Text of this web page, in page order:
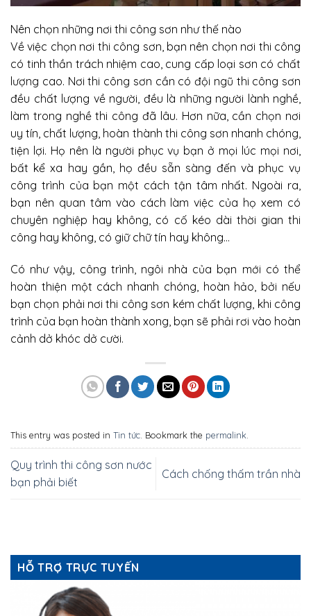
Nên chọn những nơi thi công sơn như thế nào
Về việc chọn nơi thi công sơn, bạn nên chọn nơi thi công
có tinh thần trách nhiệm cao, cung cấp loại sơn có chất
lượng cao. Nơi thi công sơn cần có đội ngũ thi công sơn
đều chất lượng về người, đều là những người lành nghề,
làm trong nghề thi công đã lâu. Hơn nữa, cần chọn nơi
uy tín, chất lượng, hoàn thành thi công sơn nhanh chóng,
tiện lợi. Họ nên là người phục vụ bạn ở mọi lúc mọi nơi,
bất kể xa hay gần, họ đều sẵn sàng đến và phục vụ
công trình của bạn một cách tận tâm nhất. Ngoài ra,
bạn nên quan tâm vào cách làm việc của họ xem có
chuyên nghiệp hay không, có cố kéo dài thời gian thi
công hay không, có giữ chữ tín hay không…
Có như vậy, công trình, ngôi nhà của bạn mới có thể
hoàn thiện một cách nhanh chóng, hoàn hảo, bởi nếu
bạn chọn phải nơi thi công sơn kém chất lượng, khi công
trình của bạn hoàn thành xong, bạn sẽ phải rơi vào hoàn
cảnh dở khóc dở cười.
This entry was posted in Tin tức . Bookmark the permalink
Quy trình thi công sơn nước
bạn phải biết
Cách chống thấm trần nhà
HỖ TRỢ TRỰC TUYẾN